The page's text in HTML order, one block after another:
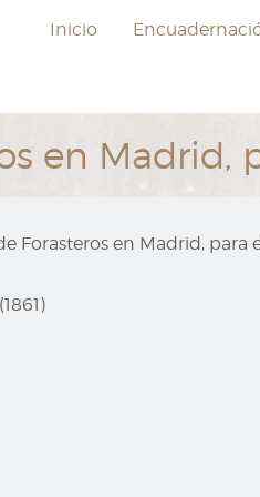
Inicio
en Madrid,
Forasteros en Madrid, para